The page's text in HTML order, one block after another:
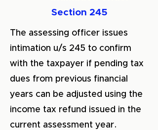
Section 245
The assessing officer issues
intimation u/s 245 to confirm
with the taxpayer if pending tax
dues from previous financial
years can be adjusted using the
income tax refund issued in the
current assessment year.